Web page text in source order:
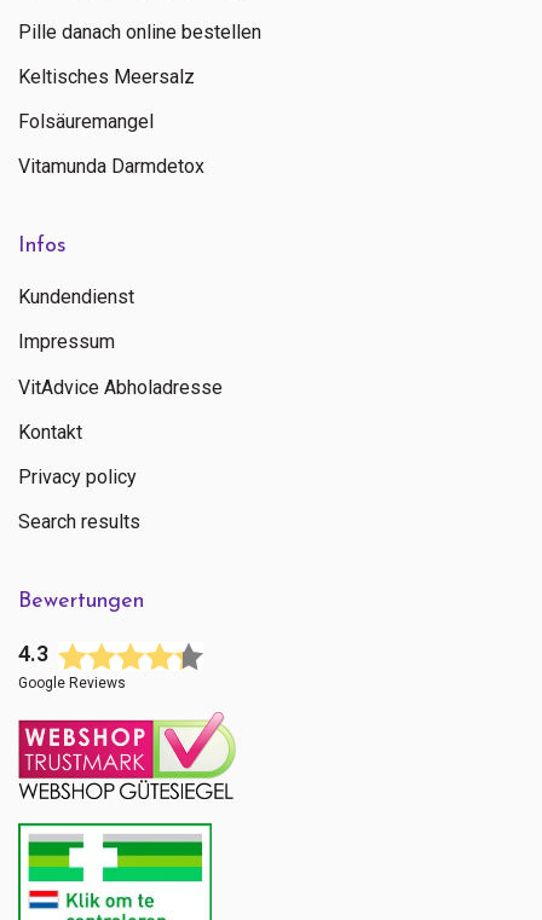
Pille danach online bestellen
Keltisches Meersalz
Folsäuremangel
Vitamunda Darmdetox
Infos
Kundendienst
Impressum
VitAdvice Abholadresse
Kontakt
Privacy policy
Search results
Bewertungen
4.3
Google Reviews